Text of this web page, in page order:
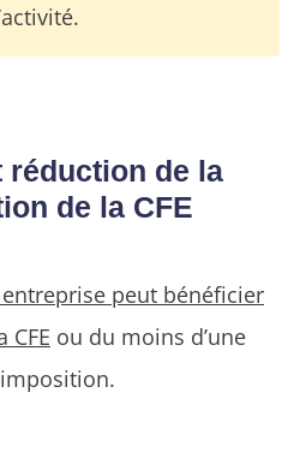
réduction de la
de la CFE
peut bénéficier
CFE ou du moins d’une